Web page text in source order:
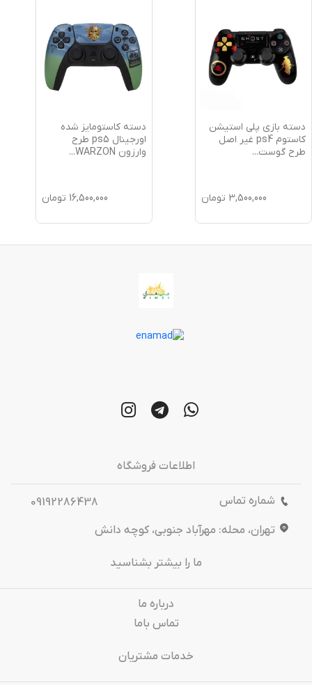
دسته بازی پلی استیشن
کاستوم ps4 غیر اصل
طرح گوست...
3,500,000 تومان
دسته کاستومایز شده
اورجینال ps5 طرح
وارزون WARZON
...
16,500,000 تومان
اطلاعات فروشگاه
شماره تماس
09192286438
تهران، محله: مهرآباد جنوبی، کوچه دانش
ما را بیشتر بشناسید
درباره‌ ما
تماس باما
خدمات مشتریان